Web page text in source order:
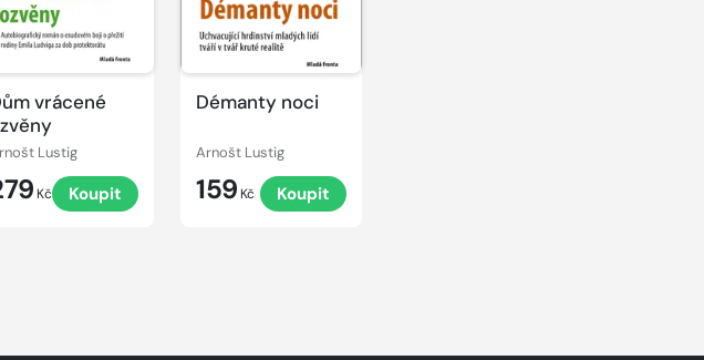
vrácené
Lustig
Kč Koupit
Démanty noci
Arnošt Lustig
159 Kč Koupit